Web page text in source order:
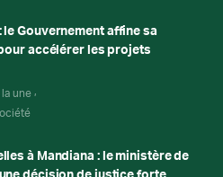
le Gouvernement affine sa
accélérer les projets
la une
à Mandiana : le ministère de